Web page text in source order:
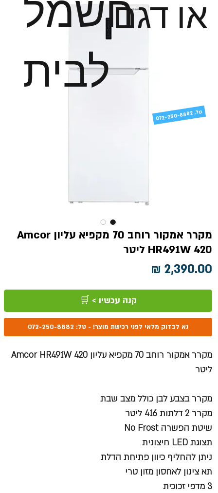
או דגם
לבית
מקרר אמקור רוחב 70 מקפיא עליון Amcor
HR491W 420 ליטר
קנה עכשיו > 🛒
נא לבדוק מלאי לפני רכישת מוצר! - טל: 072-250-8882
מקרר אמקור רוחב 70 מקפיא עליון Amcor HR491W 420
ליטר
מקרר בצבע לבן כולל מצב שבת
מקרר 2 דלתות 416 ליטר
שיטת הפשרה No Frost
תצוגת LED חיצונית
ניתן להחליף כיוון פתיחת הדלת
תא צינון לאחסון מזון טרי
3 מדפי זכוכית
072-250-8882 .טל